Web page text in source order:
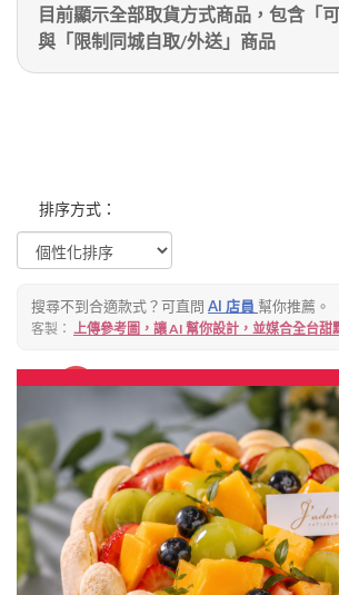
忘記密碼
目前顯示全部取貨方式商品，包含「可
與「限制同城自取/外送」商品
排序方式：
搜尋不到合適款式？可直問 AI 店員 幫你推薦。
客製： 上傳參考圖，讓 AI 幫你設計，並媒合全台甜
1 2 3 4 … 13